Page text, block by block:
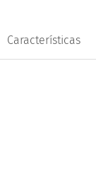
Características